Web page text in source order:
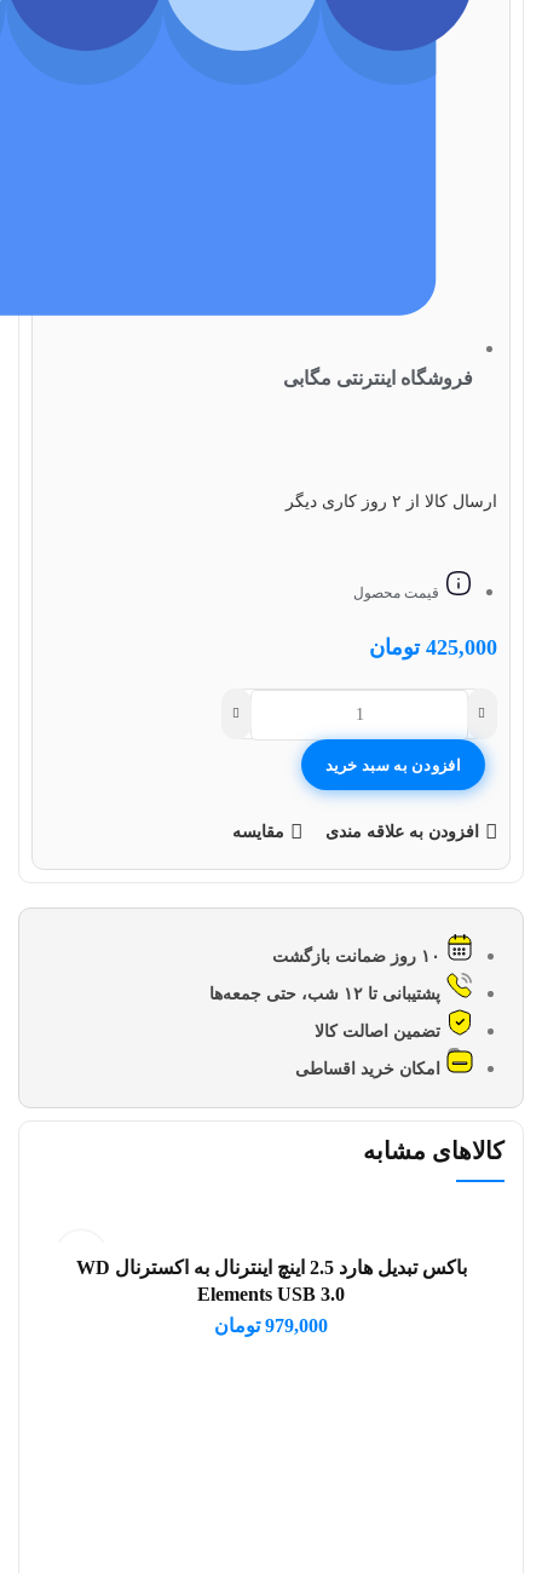
فروشگاه اینترنتی مگابی
ارسال کالا از ۲ روز کاری دیگر
قیمت محصول
425,000 تومان
افزودن به سبد خرید
افزودن به علاقه مندی مقایسه
۱۰ روز ضمانت بازگشت
پشتیبانی تا ۱۲ شب، حتی جمعه‌ها
تضمین اصالت کالا
امکان خرید اقساطی
کالاهای مشابه
افزودن به سبد خرید
باکس تبدیل هارد 2.5 اینچ اینترنال به اکسترنال WD
Elements USB 3.0
979,000 تومان